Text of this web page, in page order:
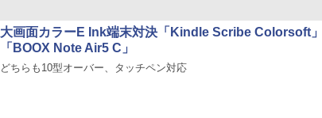
大画面カラーE Ink端末対決「Kindle Scribe Colorsoft
「BOOX Note Air5 C」
どちらも10型オーバー、タッチペン対応